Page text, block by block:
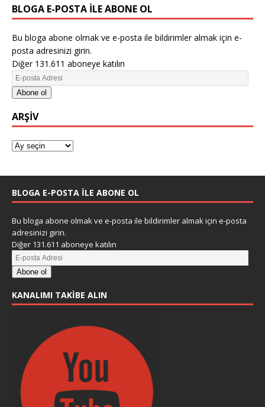
BLOGA E-POSTA ILE ABONE OL
Bu bloga abone olmak ve e-posta ile bildirimler almak için e-
posta adresinizi girin.
Diğer 131.611 aboneye katılın
Abone ol
ARŞIV
BLOGA E-POSTA ILE ABONE OL
Bu bloga abone olmak ve e-posta ile bildirimler almak için e-posta
adresinizi girin.
Diğer 131.611 aboneye katılın
Abone ol
KANALIMI TAKIBE ALIN